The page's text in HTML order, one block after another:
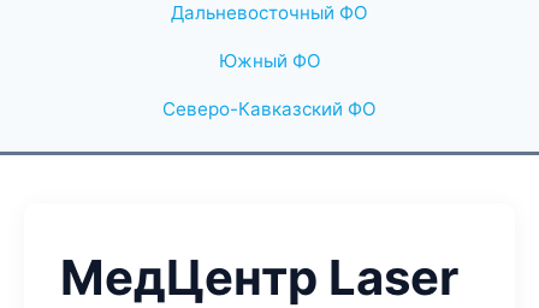
Дальневосточный ФО
Южный ФО
Северо-Кавказский ФО
МедЦентр Laser